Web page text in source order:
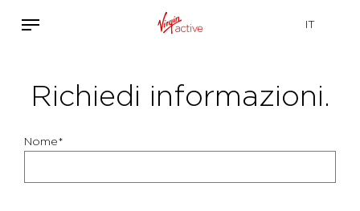
Richiedi informazioni.
Nome*